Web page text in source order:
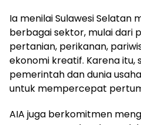
Ia menilai Sulawesi Selatan
berbagai sektor, mulai dari
pertanian, perikanan,
ekonomi kreatif. Karena itu,
pemerintah dan dunia
untuk mempercepat
AIA juga berkomitmen